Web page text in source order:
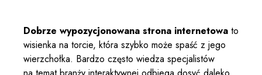
Dobrze wypozycjonowana strona internetowa to
wisienka na torcie, która szybko może spaść z jego
wierzchołka. Bardzo często wiedza specjalistów